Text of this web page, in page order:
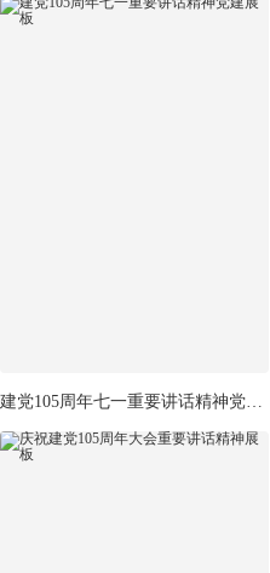
建党105周年七一重要讲话精神党建展板